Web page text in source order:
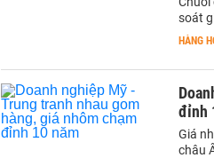
soát
HÀNG
đỉnh
Giá
châu